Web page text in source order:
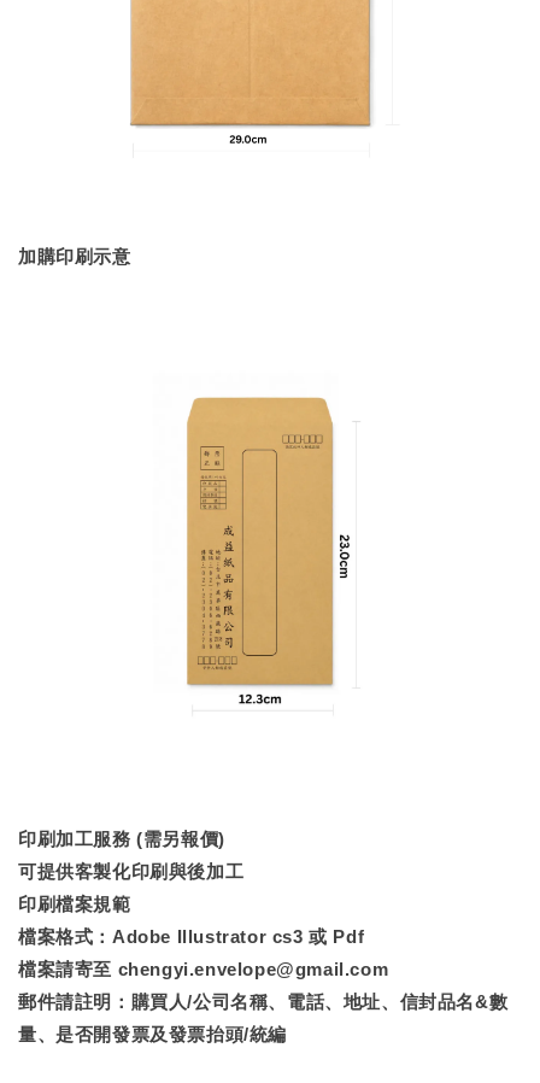
加購印刷示意
印刷加工服務 (需另報價)
可提供客製化印刷與後加工
印刷檔案規範
檔案格式：Adobe Illustrator cs3 或 Pdf
檔案請寄至 chengyi.envelope@gmail.com
郵件請註明：購買人/公司名稱、電話、地址、信封品名&數
量、是否開發票及發票抬頭/統編